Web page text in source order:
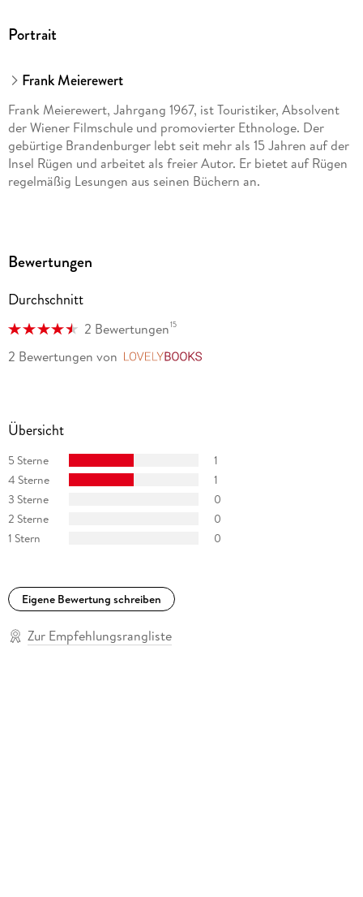
Portrait
Frank Meierewert
Frank Meierewert, Jahrgang 1967, ist Touristiker, Absolvent
der Wiener Filmschule und promovierter Ethnologe. Der
gebürtige Brandenburger lebt seit mehr als 15 Jahren auf der
Insel Rügen und arbeitet als freier Autor. Er bietet auf Rügen
regelmäßig Lesungen aus seinen Büchern an.
Bewertungen
Durchschnitt
2 Bewertungen15
2 Bewertungen von
Übersicht
5 Sterne
1
4 Sterne
1
3 Sterne
0
2 Sterne
0
1 Stern
0
Eigene Bewertung schreiben
Zur Empfehlungsrangliste